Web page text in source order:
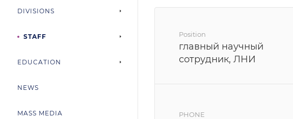
DIVISIONS
STAFF
EDUCATION
NEWS
MASS MEDIA
Position
главный научный
сотрудник, ЛНИ
PHONE